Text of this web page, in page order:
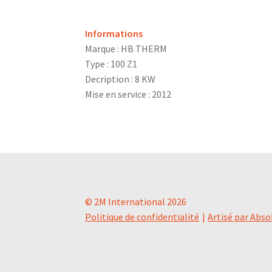
Informations
Marque : HB THERM
Type : 100 Z1
Decription : 8 KW
Mise en service : 2012
© 2M International 2026
Politique de confidentialité
Artisé par